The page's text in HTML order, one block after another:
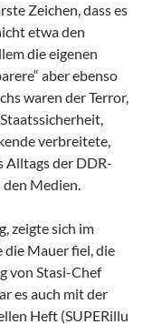
Zeichen, dass es
etwa den
die eigenen
aber ebenso
waren der Terror,
verbreitete,
Alltags der DDR-
den Medien.
zeigte sich im
die Mauer fiel, die
von Stasi-Chef
es auch mit der
Heft (SUPERillu